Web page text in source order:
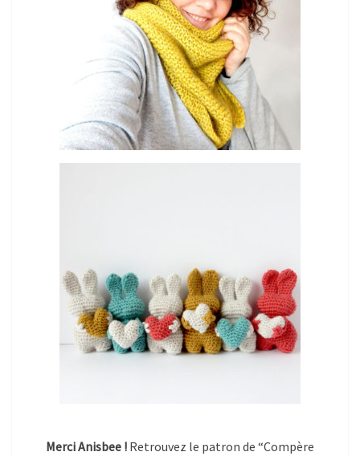
Merci Anisbee ! Retrouvez le patron de “Compère